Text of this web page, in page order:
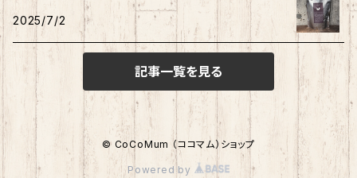
2025/7/2
記事一覧を見る
© CoCoMum （ココマム）ショップ
Powered by